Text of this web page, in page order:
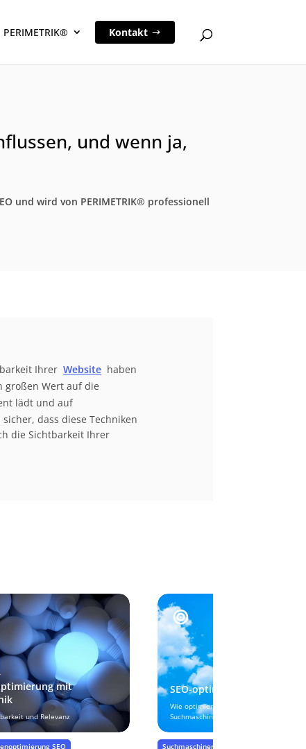
PERIMETRIK® Kontakt
und wenn ja,
und wird von PERIMETRIK® professionell
Ihrer Website haben
großen Wert auf die
lädt und auf
dass diese Techniken
die Sichtbarkeit Ihrer
mit
und Relevanz
SEO
SEO-optimierte Bilder
Wie optimieren die Bilder Ihrer Website
Suchmaschinen und Barrierefreiheit!
Suchmaschinenoptimierung SEO